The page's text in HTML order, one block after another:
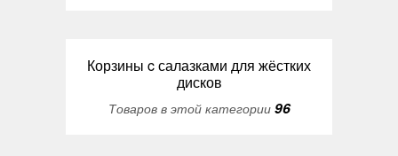
Корзины c салазками для жёстких
дисков
Товаров в этой категории 96